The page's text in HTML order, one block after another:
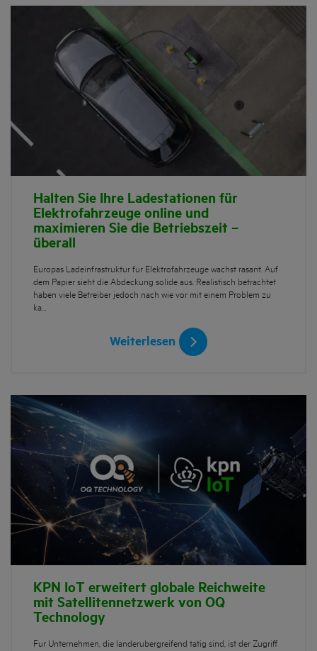
Halten Sie Ihre Ladestationen für
Elektrofahrzeuge online und
maximieren Sie die Betriebszeit –
überall
Europas Ladeinfrastruktur für Elektrofahrzeuge wächst rasant. Auf
dem Papier sieht die Abdeckung solide aus. Realistisch betrachtet
haben viele Betreiber jedoch nach wie vor mit einem Problem zu
kä…
Weiterlesen
KPN IoT erweitert globale Reichweite
mit Satellitennetzwerk von OQ
Technology
Für Unternehmen, die länderübergreifend tätig sind, ist der Zugriff